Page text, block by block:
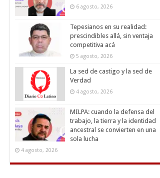
6 agosto, 2026
Tepesianos en su realidad:
prescindibles allá, sin ventaja
competitiva acá
5 agosto, 2026
La sed de castigo y la sed de
Verdad
4 agosto, 2026
MILPA: cuando la defensa del
trabajo, la tierra y la identidad
ancestral se convierten en una
sola lucha
4 agosto, 2026